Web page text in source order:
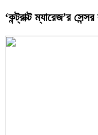
‘কন্ট্রাক্ট ম্যারেজ’র